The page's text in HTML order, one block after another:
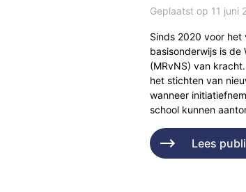
Geplaatst op 11 juni
Sinds 2020 voor
basisonderwijs is de
(MRvNS) van
het stichten van
wanneer
school kunnen
Lees